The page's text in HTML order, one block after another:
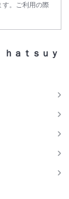
す。ご利用の際
ａｔｓｕｙ